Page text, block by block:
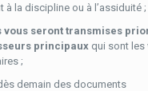
à la discipline ou à l’assiduité ;
vous seront transmises
principaux qui sont les
;
demain des documents